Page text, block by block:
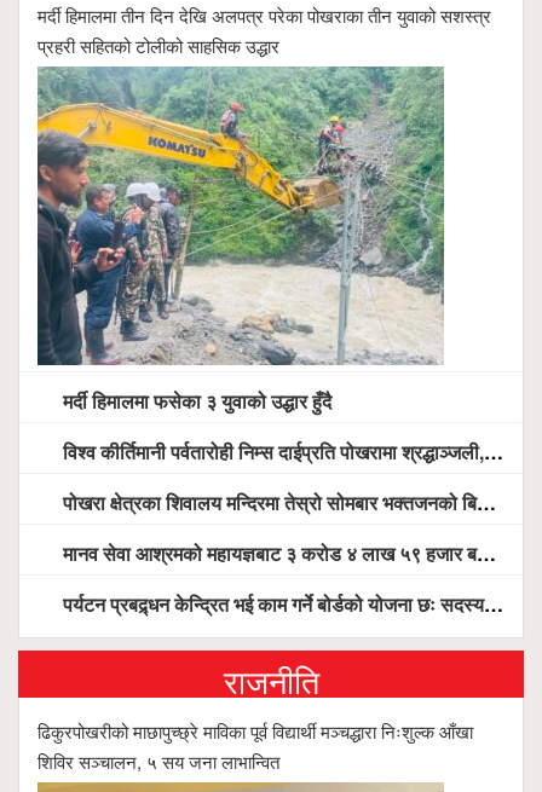
मर्दी हिमालमा तीन दिन देखि अलपत्र परेका पोखराका तीन युवाको सशस्त्र
प्रहरी सहितको टोलीको साहसिक उद्धार
मर्दी हिमालमा फसेका ३ युवाको उद्धार हुँदै
विश्व कीर्तिमानी पर्वतारोही निम्स दाईप्रति पोखरामा श्रद्धाञ्जली, दीप प्रज्वलन गर्दै योगदानको प्रशंसा (भिडियो सहित)
पोखरा क्षेत्रका शिवालय मन्दिरमा तेस्रो सोमबार भक्तजनको बिहानैदेखि घुइँचो
मानव सेवा आश्रमको महायज्ञबाट ३ करोड ४ लाख ५९ हजार बचत, १ करोड ४४ लाख उठ्न बाँकी, विना संचार माध्यम तर प्रचार प्रसारमै भयो १९ लाख खर्च !
पर्यटन प्रबद्र्धन केन्द्रित भई काम गर्ने बोर्डको योजना छः सदस्य पोखरेल, चलिय पोखरालाई थप प्रभावकारी बनाउन होटल संघको माग
राजनीति
ढिकुरपोखरीको माछापुच्छ्रे माविका पूर्व विद्यार्थी मञ्चद्धारा निःशुल्क आँखा
शिविर सञ्चालन, ५ सय जना लाभान्वित